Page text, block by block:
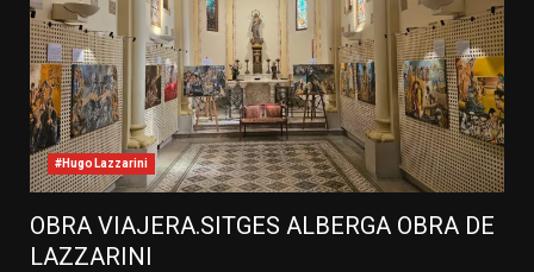
#HugoLazzarini
OBRA VIAJERA.SITGES ALBERGA OBRA DE
LAZZARINI